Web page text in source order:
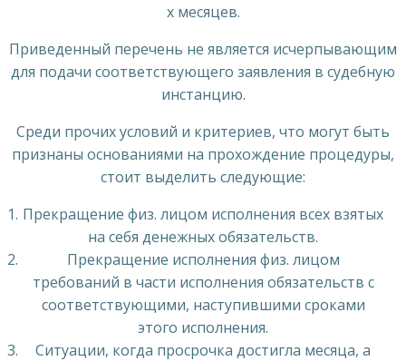
х месяцев.
Приведенный перечень не является исчерпывающим
для подачи соответствующего заявления в судебную
инстанцию.
Среди прочих условий и критериев, что могут быть
признаны основаниями на прохождение процедуры,
стоит выделить следующие:
Прекращение физ. лицом исполнения всех взятых
на себя денежных обязательств.
Прекращение исполнения физ. лицом
требований в части исполнения обязательств с
соответствующими, наступившими сроками
этого исполнения.
Ситуации, когда просрочка достигла месяца, а